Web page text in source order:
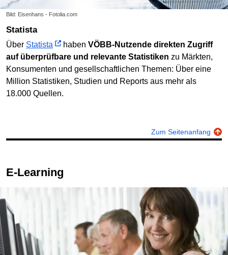
Bild: Eisenhans - Fotolia.com
Statista
Über Statista haben VÖBB-Nutzende direkten Zugriff
auf überprüfbare und relevante Statistiken zu Märkten,
Konsumenten und gesellschaftlichen Themen: Über eine
Million Statistiken, Studien und Reports aus mehr als
18.000 Quellen.
Zum Seitenanfang
E-Learning